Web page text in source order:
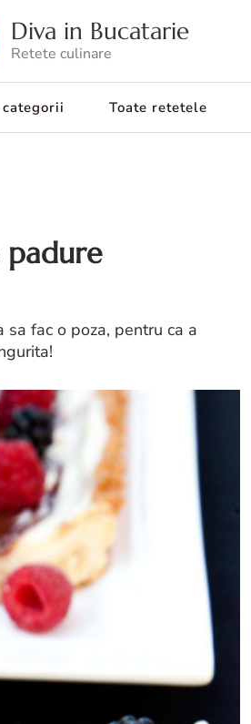
Diva in Bucatarie
Retete culinare
Toate retetele
fac o poza, pentru ca a